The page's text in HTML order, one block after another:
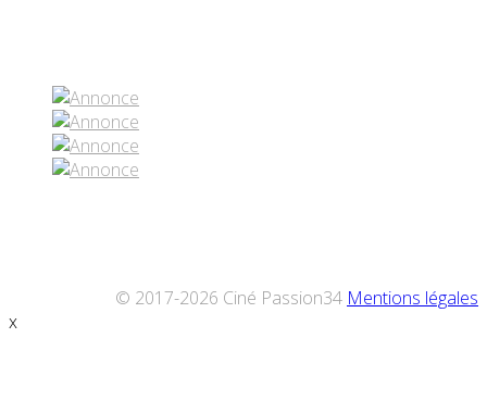
© 2017-2026 Ciné Passion34 Mentions légales
x